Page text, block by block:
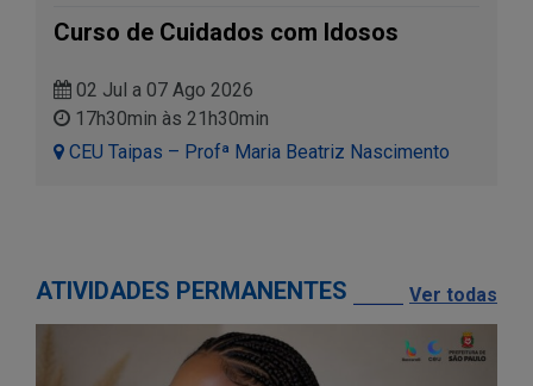
Curso de Cuidados com Idosos
02 Jul a 07 Ago 2026
17h30min às 21h30min
CEU Taipas – Profª Maria Beatriz Nascimento
ATIVIDADES PERMANENTES Ver todas